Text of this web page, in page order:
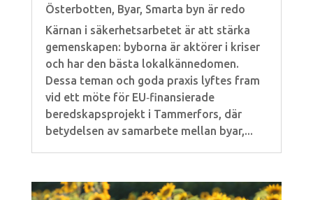
Österbotten, Byar, Smarta byn är redo
Kärnan i säkerhetsarbetet är att stärka
gemenskapen: byborna är aktörer i kriser
och har den bästa lokalkännedomen.
Dessa teman och goda praxis lyftes fram
vid ett möte för EU‑finansierade
beredskapsprojekt i Tammerfors, där
betydelsen av samarbete mellan byar,...